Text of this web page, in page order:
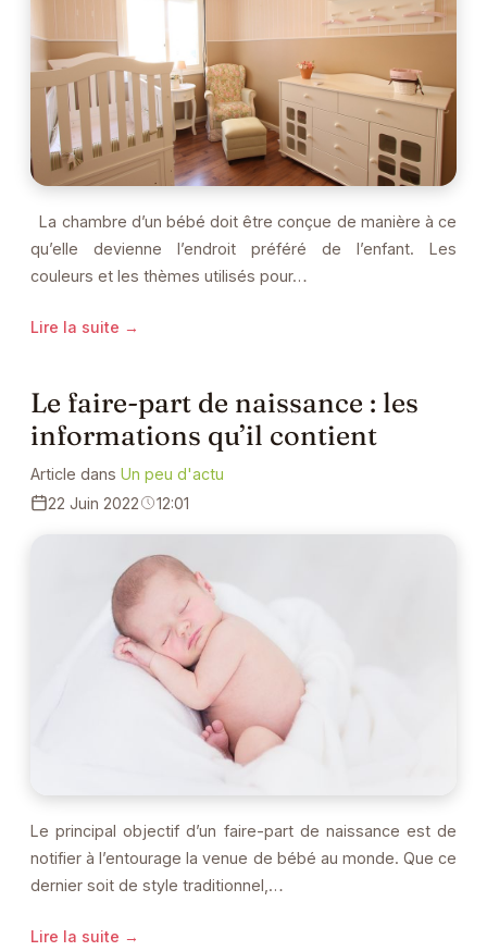
La chambre d’un bébé doit être conçue de manière à ce
qu’elle devienne l’endroit préféré de l’enfant. Les
couleurs et les thèmes utilisés pour…
Lire la suite →
Le faire-part de naissance : les
informations qu’il contient
Article dans Un peu d'actu
22 Juin 2022
12:01
Le principal objectif d’un faire-part de naissance est de
notifier à l’entourage la venue de bébé au monde. Que ce
dernier soit de style traditionnel,…
Lire la suite →